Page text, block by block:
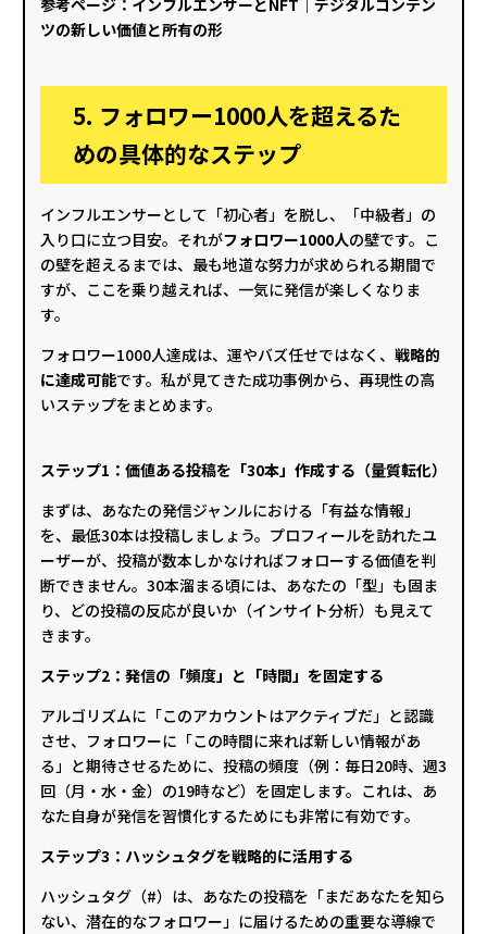
ツの新しい価値と所有の形
5. フォロワー1000人を超えるた
めの具体的なステップ
インフルエンサーとして「初心者」を脱し、「中級者」の
入り口に立つ目安。それがフォロワー1000人の壁です。こ
の壁を超えるまでは、最も地道な努力が求められる期間で
すが、ここを乗り越えれば、一気に発信が楽しくなりま
す。
フォロワー1000人達成は、運やバズ任せではなく、 戦略的
に達成可能です。私が見てきた成功事例から、再現性の高
いステップをまとめます。
ステップ1：価値ある投稿を「30本」作成する（量質転化）
まずは、あなたの発信ジャンルにおける「有益な情報」
を、最低30本は投稿しましょう。プロフィールを訪れたユ
ーザーが、投稿が数本しかなければフォローする価値を判
断できません。30本溜まる頃には、あなたの「型」も固ま
り、どの投稿の反応が良いか（インサイト分析）も見えて
きます。
ステップ2：発信の「頻度」と「時間」を固定する
アルゴリズムに「このアカウントはアクティブだ」と認識
させ、フォロワーに「この時間に来れば新しい情報があ
る」と期待させるために、投稿の頻度（例：毎日20時、週3
回（月・水・金）の19時など）を固定します。これは、あ
なた自身が発信を習慣化するためにも非常に有効です。
ステップ3：ハッシュタグを戦略的に活用する
ハッシュタグ（#）は、あなたの投稿を「まだあなたを知ら
ない、潜在的なフォロワー」に届けるための重要な導線で